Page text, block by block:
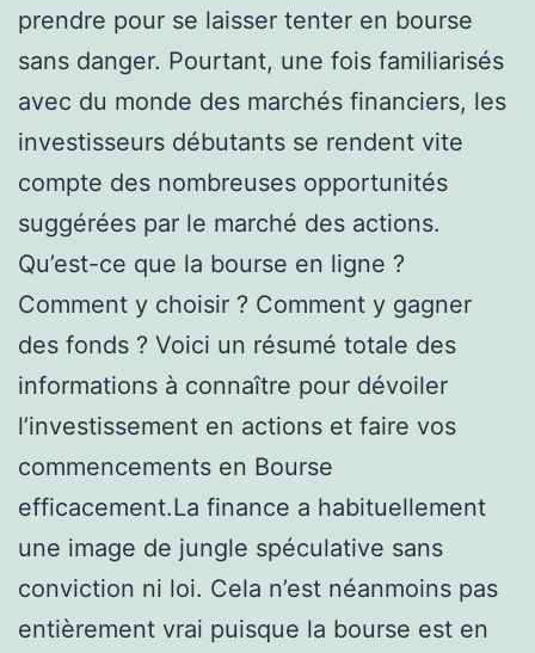
prendre pour se laisser tenter en bourse
sans danger. Pourtant, une fois familiarisés
avec du monde des marchés financiers, les
investisseurs débutants se rendent vite
compte des nombreuses opportunités
suggérées par le marché des actions.
Qu’est-ce que la bourse en ligne ?
Comment y choisir ? Comment y gagner
des fonds ? Voici un résumé totale des
informations à connaître pour dévoiler
l’investissement en actions et faire vos
commencements en Bourse
efficacement.La finance a habituellement
une image de jungle spéculative sans
conviction ni loi. Cela n’est néanmoins pas
entièrement vrai puisque la bourse est en